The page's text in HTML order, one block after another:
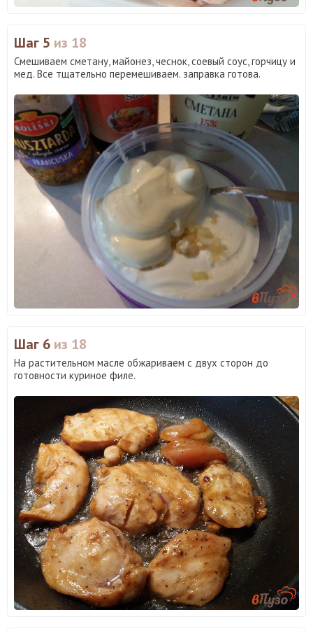
Шаг 5 из 18
Смешиваем сметану, майонез, чеснок, соевый соус, горчицу и
мед. Все тщательно перемешиваем. заправка готова.
Шаг 6 из 18
На растительном масле обжариваем с двух сторон до
готовности куриное филе.